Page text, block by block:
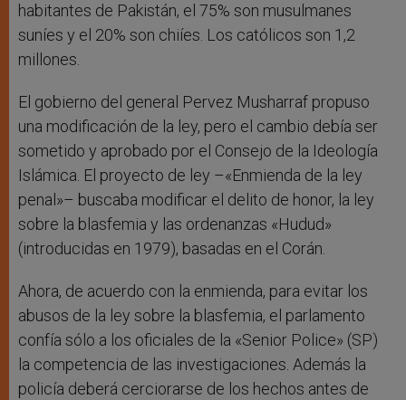
habitantes de Pakistán, el 75% son musulmanes
suníes y el 20% son chiíes. Los católicos son 1,2
millones.
El gobierno del general Pervez Musharraf propuso
una modificación de la ley, pero el cambio debía ser
sometido y aprobado por el Consejo de la Ideología
Islámica. El proyecto de ley –«Enmienda de la ley
penal»– buscaba modificar el delito de honor, la ley
sobre la blasfemia y las ordenanzas «Hudud»
(introducidas en 1979), basadas en el Corán.
Ahora, de acuerdo con la enmienda, para evitar los
abusos de la ley sobre la blasfemia, el parlamento
confía sólo a los oficiales de la «Senior Police» (SP)
la competencia de las investigaciones. Además la
policía deberá cerciorarse de los hechos antes de